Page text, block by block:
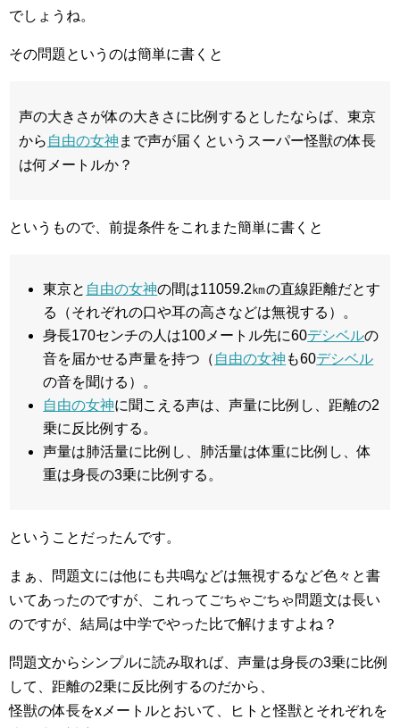
でしょうね。
その問題というのは簡単に書くと
声の大きさが体の大きさに比例するとしたならば、東京
から 自由の女神 まで声が届くというスーパー怪獣の体長
は何メートルか？
というもので、前提条件をこれまた簡単に書くと
東京と 自由の女神の間は11059.2㎞の直線距離だとす
る（それぞれの口や耳の高さなどは無視する）。
身長170センチの人は100メートル先に60デシベルの
音を届かせる声量を持つ（ 自由の女神 も60デシベル
の音を聞ける）。
自由の女神に聞こえる声は、声量に比例し、距離の2
乗に反比例する。
声量は肺活量に比例し、肺活量は体重に比例し、体
重は身長の3乗に比例する。
ということだったんです。
まぁ、問題文には他にも共鳴などは無視するなど色々と書
いてあったのですが、これってごちゃごちゃ問題文は長い
のですが、結局は中学でやった比で解けますよね？
問題文からシンプルに読み取れば、声量は身長の3乗に比例
して、距離の2乗に反比例するのだから、
怪獣の体長をxメートルとおいて、ヒトと怪獣とそれぞれを